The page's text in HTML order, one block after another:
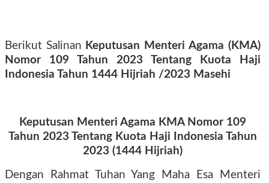
Berikut Salinan Keputusan Menteri Agama (KMA)
Nomor 109 Tahun 2023 Tentang Kuota Haji
Indonesia Tahun 1444 Hijriah /2023 Masehi
Keputusan Menteri Agama KMA Nomor 109
Tahun 2023 Tentang Kuota Haji Indonesia Tahun
2023 (1444 Hijriah)
Dengan Rahmat Tuhan Yang Maha Esa Menteri